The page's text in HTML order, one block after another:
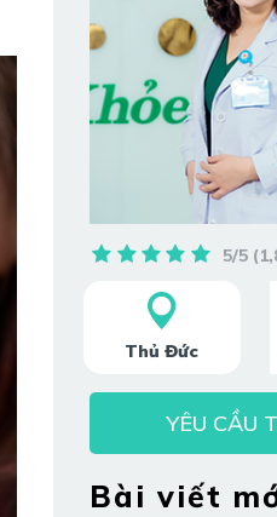
5/5
Thủ Đức
YÊU CẦU
Bài viết